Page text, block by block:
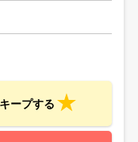
キープする